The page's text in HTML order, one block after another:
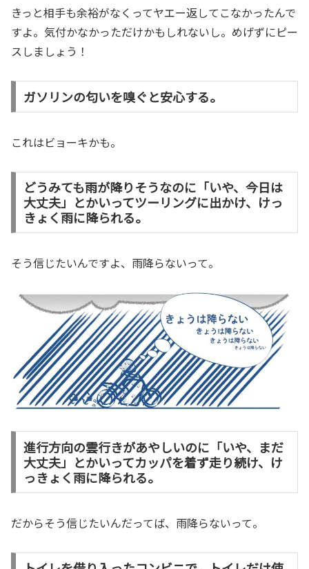
きっと相手も余裕がなくってヤエー返してこなかったんで
すよ。気付かなかっただけかもしれないし。めげずにピー
スしましょう！
ガソリンの匂いを嗅ぐと安心する。
これはビョーキかも。
どうみても雨が降りそうなのに「いや、今日は
大丈夫」とかいってツーリングに出かけ、けっ
きょく雨に降られる。
そう信じたいんですよ、雨降らないって。
進行方向の雲行きがあやしいのに「いや、まだ
大丈夫」とかいってカッパを着ず走り続け、け
っきょく雨に降られる。
だからそう信じたいんだってば、雨降らないって。